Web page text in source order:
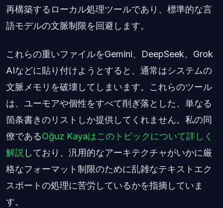
再構築するローカル処理ツールであり、標準的な言
語モデルの文脈制限を回避します。
これらの重いファイルをGemini、DeepSeek、Grok
AIなどに貼り付けようとすると、通常はシステムの
文脈メモリを破壊してしまいます。これらのツール
は、ユーモアや個性をすべて削ぎ落とした、単なる
箇条書きのリストしか提供してくれません。私の同
僚であるOğuz Kayaはこのトピックについて詳しく
解説しており、汎用的なアーキテクチャがいかに厳
格なフォーマット制限のために乱雑なテキストエク
スポートの処理に苦労しているかを指摘していま
す。